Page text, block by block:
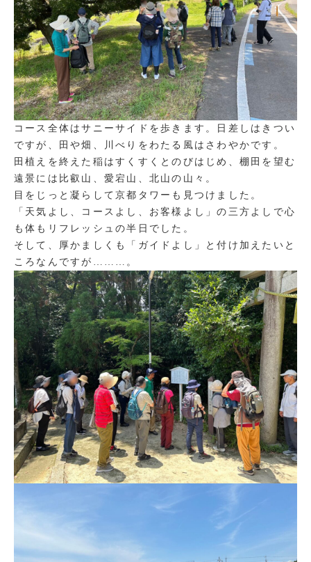
コース全体はサニーサイドを歩きます。日差しはきつい
ですが、田や畑、川べりをわたる風はさわやかです。
田植えを終えた稲はすくすくとのびはじめ、棚田を望む
遠景には比叡山、愛宕山、北山の山々。
目をじっと凝らして京都タワーも見つけました。
「天気よし、コースよし、お客様よし」の三方よしで心
も体もリフレッシュの半日でした。
そして、厚かましくも「ガイドよし」と付け加えたいと
ころなんですが………。